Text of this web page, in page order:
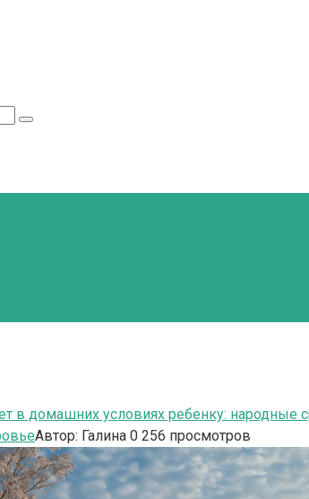
в домашних условиях ребенку: народные
Автор: Галина 0 256 просмотров